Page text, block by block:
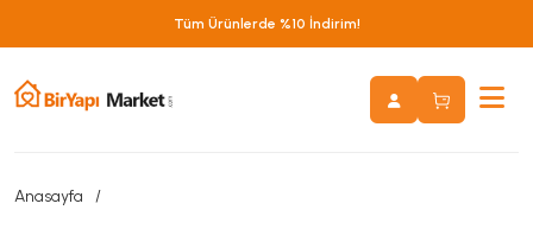
Tüm Ürünlerde %10 İndirim!
Anasayfa